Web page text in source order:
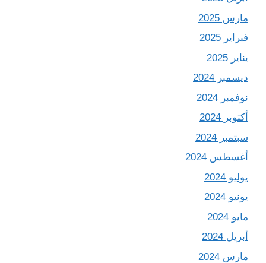
مارس 2025
فبراير 2025
يناير 2025
ديسمبر 2024
نوفمبر 2024
أكتوبر 2024
سبتمبر 2024
أغسطس 2024
يوليو 2024
يونيو 2024
مايو 2024
أبريل 2024
مارس 2024